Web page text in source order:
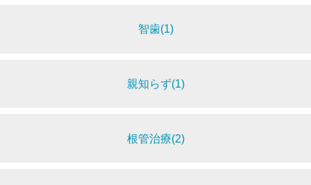
智歯(1)
親知らず(1)
根管治療(2)